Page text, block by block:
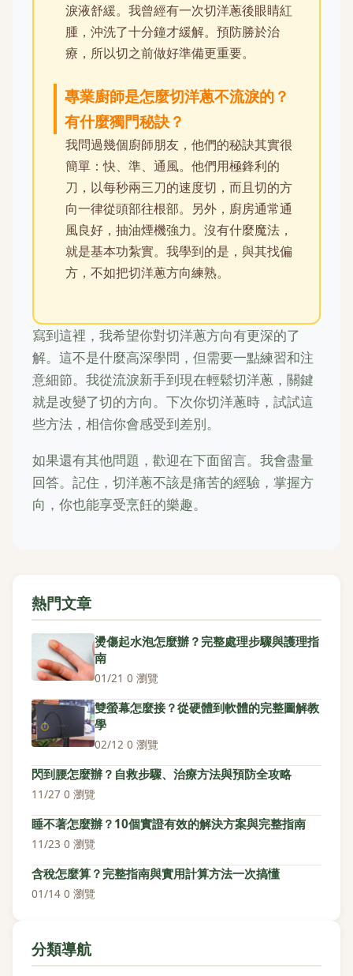
淚液舒緩。我曾經有一次切洋蔥後眼睛紅
腫，沖洗了十分鐘才緩解。預防勝於治
療，所以切之前做好準備更重要。
專業廚師是怎麼切洋蔥不流淚的？
有什麼獨門秘訣？
我問過幾個廚師朋友，他們的秘訣其實很
簡單：快、準、通風。他們用極鋒利的
刀，以每秒兩三刀的速度切，而且切的方
向一律從頭部往根部。另外，廚房通常通
風良好，抽油煙機強力。沒有什麼魔法，
就是基本功紮實。我學到的是，與其找偏
方，不如把切洋蔥方向練熟。
寫到這裡，我希望你對切洋蔥方向有更深的了
解。這不是什麼高深學問，但需要一點練習和注
意細節。我從流淚新手到現在輕鬆切洋蔥，關鍵
就是改變了切的方向。下次你切洋蔥時，試試這
些方法，相信你會感受到差別。
如果還有其他問題，歡迎在下面留言。我會盡量
回答。記住，切洋蔥不該是痛苦的經驗，掌握方
向，你也能享受烹飪的樂趣。
熱門文章
燙傷起水泡怎麼辦？完整處理步驟與護理指
南
01/21 ·0 瀏覽
雙螢幕怎麼接？從硬體到軟體的完整圖解教
學
02/12·0 瀏覽
閃到腰怎麼辦？自救步驟、治療方法與預防全攻略
11/27·0 瀏覽
睡不著怎麼辦？10個實證有效的解決方案與完整指南
11/23·0 瀏覽
含稅怎麼算？完整指南與實用計算方法一次搞懂
01/14·0 瀏覽
分類導航